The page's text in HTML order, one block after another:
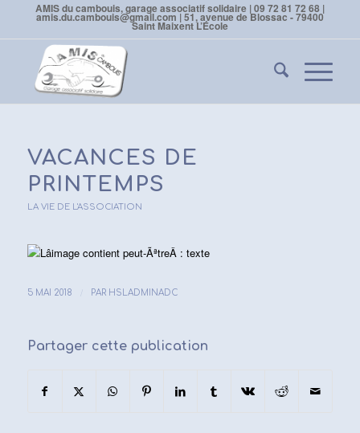
AMIS du cambouis, garage associatif solidaire | 09 72 81 72 68 |
amis.du.cambouis@gmail.com | 51, avenue de Blossac - 79400
Saint Maixent L’École
VACANCES DE
PRINTEMPS
LA VIE DE L'ASSOCIATION
5 MAI 2018 PAR HSLADMINADC
Partager cette publication